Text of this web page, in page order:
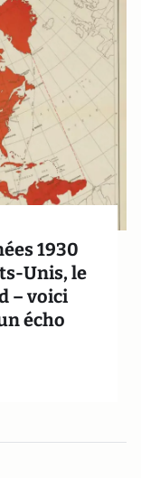
1930
Unis, le
– voici
écho